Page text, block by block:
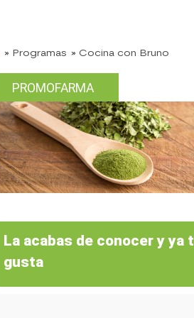
» Programas » Cocina con Bruno
PROMOFARMA
La acabas de conocer y ya
gusta